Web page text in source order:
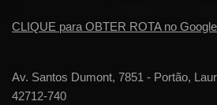
CLIQUE para OBTER ROTA no Google
Av. Santos Dumont, 7851 - Portão,
42712-740